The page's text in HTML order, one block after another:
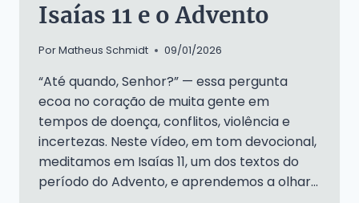
Isaías 11 e o Advento
PorMatheus Schmidt 09/01/2026
“Até quando, Senhor?” — essa pergunta
ecoa no coração de muita gente em
tempos de doença, conflitos, violência e
incertezas. Neste vídeo, em tom devocional,
meditamos em Isaías 11, um dos textos do
período do Advento, e aprendemos a olhar…